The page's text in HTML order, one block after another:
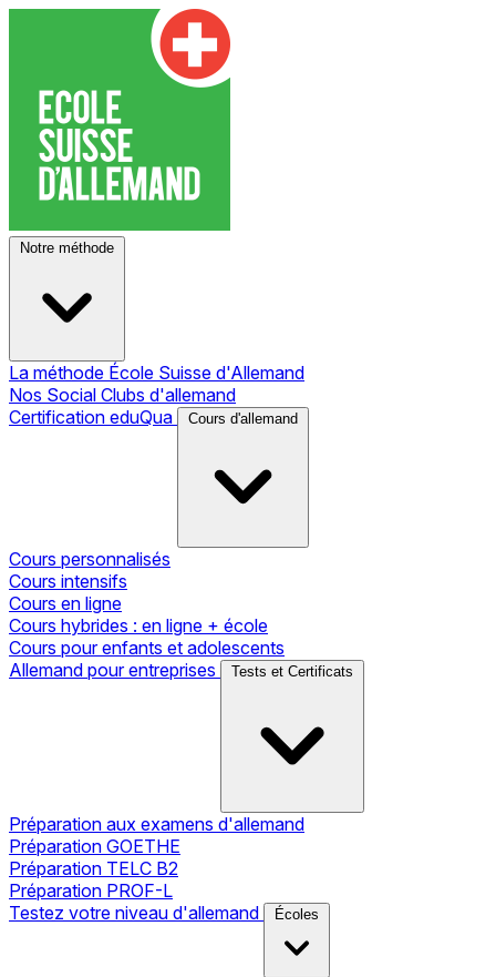
Notre méthode
La méthode École Suisse d'Allemand
Nos Social Clubs d'allemand
Certification eduQua
Cours d'allemand
Cours personnalisés
Cours intensifs
Cours en ligne
Cours hybrides : en ligne + école
Cours pour enfants et adolescents
Allemand pour entreprises
Tests et Certificats
Préparation aux examens d'allemand
Préparation GOETHE
Préparation TELC B2
Préparation PROF-L
Testez votre niveau d'allemand
Écoles